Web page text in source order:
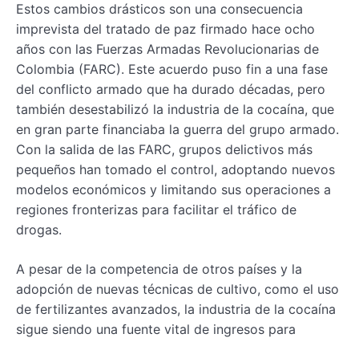
Estos cambios drásticos son una consecuencia
imprevista del tratado de paz firmado hace ocho
años con las Fuerzas Armadas Revolucionarias de
Colombia (FARC). Este acuerdo puso fin a una fase
del conflicto armado que ha durado décadas, pero
también desestabilizó la industria de la cocaína, que
en gran parte financiaba la guerra del grupo armado.
Con la salida de las FARC, grupos delictivos más
pequeños han tomado el control, adoptando nuevos
modelos económicos y limitando sus operaciones a
regiones fronterizas para facilitar el tráfico de
drogas.
A pesar de la competencia de otros países y la
adopción de nuevas técnicas de cultivo, como el uso
de fertilizantes avanzados, la industria de la cocaína
sigue siendo una fuente vital de ingresos para